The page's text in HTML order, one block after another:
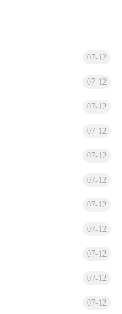
07-12
07-12
07-12
07-12
07-12
07-12
07-12
07-12
07-12
07-12
07-12